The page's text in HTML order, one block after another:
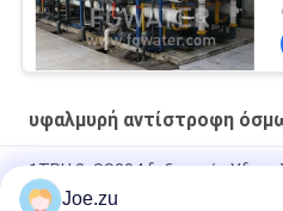
υφαλμυρή αντίστροφη
1TPH 2xSS304 δεξαμενές
όσμωσης για εμπορική
Joe.zu